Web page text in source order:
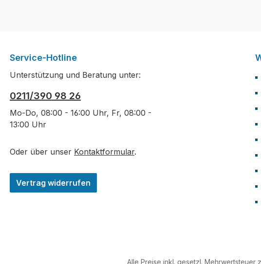
Service-Hotline
Unterstützung und Beratung unter:
0211/390 98 26
Mo-Do, 08:00 - 16:00 Uhr, Fr, 08:00 -
13:00 Uhr
Oder über unser Kontaktformular.
Vertrag widerrufen
Alle Preise inkl. gesetzl. Mehrwertsteuer